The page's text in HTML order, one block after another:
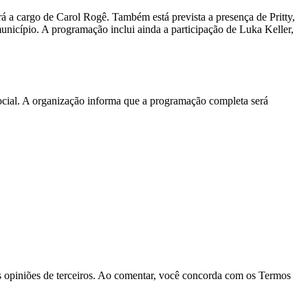
cargo de Carol Rogê. Também está prevista a presença de Pritty,
A programação inclui ainda a participação de Luka Keller,
A organização informa que a programação completa será
de terceiros. Ao comentar, você concorda com os Termos